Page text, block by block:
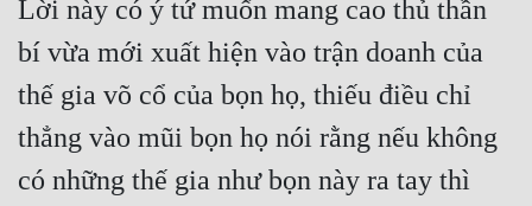
Lời này có ý tứ muốn mang cao thủ thần
bí vừa mới xuất hiện vào trận doanh của
thế gia võ cổ của bọn họ, thiếu điều chỉ
thẳng vào mũi bọn họ nói rằng nếu không
có những thế gia như bọn này ra tay thì